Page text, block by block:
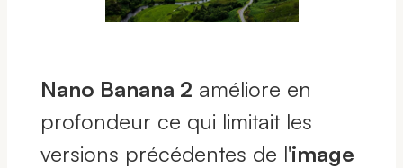
Nano Banana 2 améliore en
profondeur ce qui limitait les
versions précédentes de l'image